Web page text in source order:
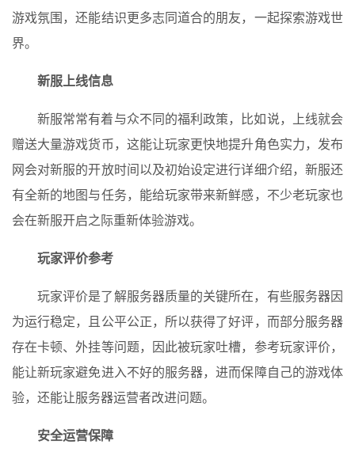
游戏氛围，还能结识更多志同道合的朋友，一起探索游戏世
界。
新服上线信息
新服常常有着与众不同的福利政策，比如说，上线就会
赠送大量游戏货币，这能让玩家更快地提升角色实力，发布
网会对新服的开放时间以及初始设定进行详细介绍，新服还
有全新的地图与任务，能给玩家带来新鲜感，不少老玩家也
会在新服开启之际重新体验游戏。
玩家评价参考
玩家评价是了解服务器质量的关键所在，有些服务器因
为运行稳定，且公平公正，所以获得了好评，而部分服务器
存在卡顿、外挂等问题，因此被玩家吐槽，参考玩家评价，
能让新玩家避免进入不好的服务器，进而保障自己的游戏体
验，还能让服务器运营者改进问题。
安全运营保障